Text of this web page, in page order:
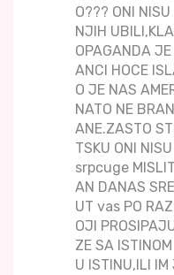
O??? ONI
NJIH
OPAGANDA
ANCI HOCE
O JE NAS
NATO NE
ANE.ZASTO
TSKU ONI
srpcuge
AN DANAS
UT vas PO
OJI
ZE SA
U ISTINU,ILI IM